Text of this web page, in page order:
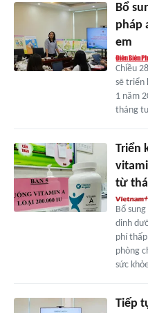
Bổ
pháp
em
Chiều
sẽ triển
1 năm
tháng
Triển
từ
Bổ
dinh
phí
phòng
sức
Tiếp